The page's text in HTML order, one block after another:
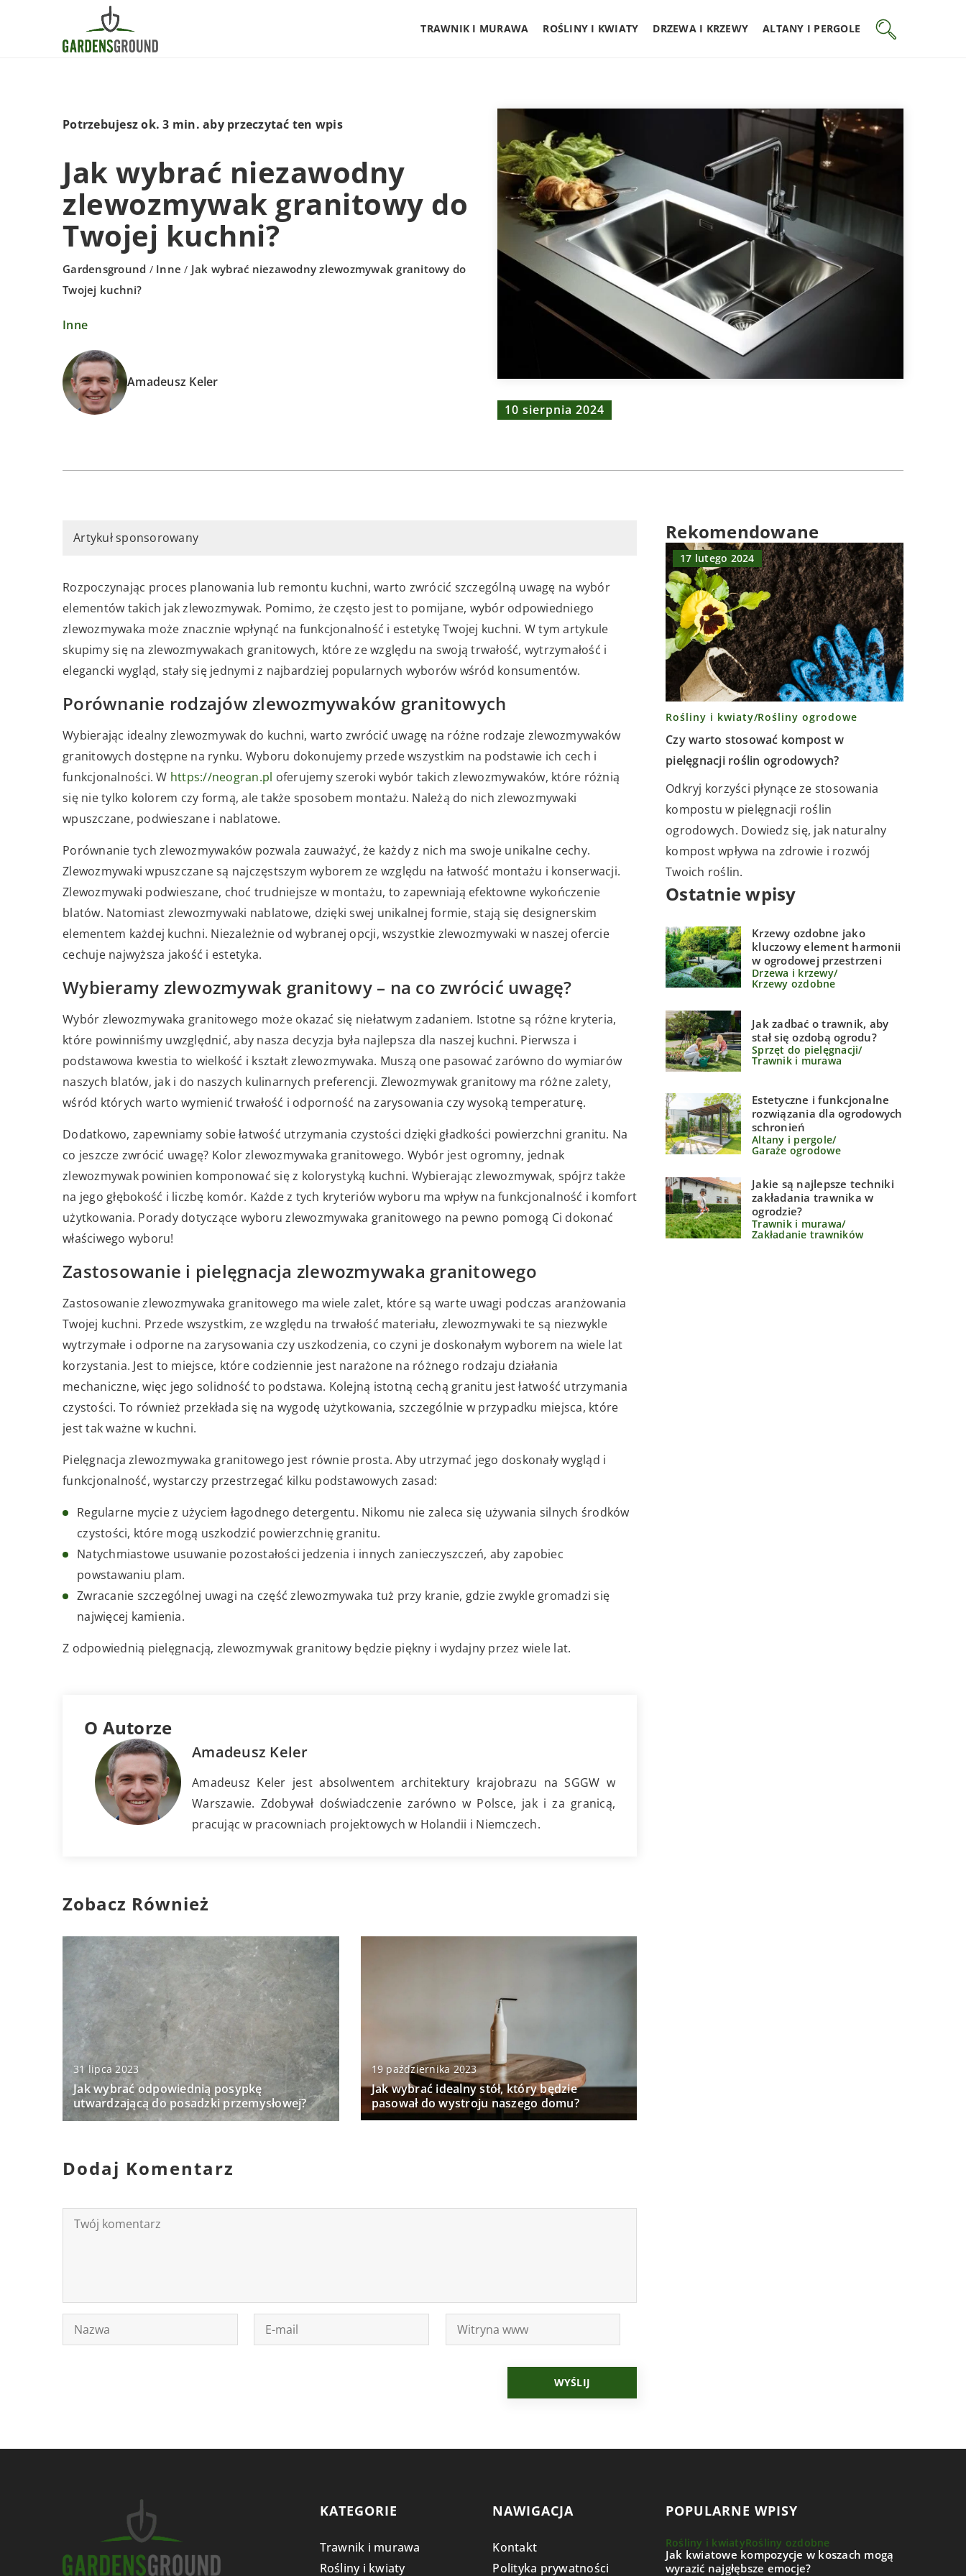
TRAWNIK I MURAWA ROŚLINY I KWIATY DRZEWA I KRZEWY ALTANY I PERGOLE
Potrzebujesz ok. 3 min. aby przeczytać ten wpis
Jak wybrać niezawodny
zlewozmywak granitowy do
Twojej kuchni?
Gardensground / Inne / Jak wybrać niezawodny zlewozmywak granitowy do
Twojej kuchni?
Inne
Amadeusz Keler
10 sierpnia 2024
Artykuł sponsorowany
Rozpoczynając proces planowania lub remontu kuchni, warto zwrócić szczególną uwagę na wybór
elementów takich jak zlewozmywak. Pomimo, że często jest to pomijane, wybór odpowiedniego
zlewozmywaka może znacznie wpłynąć na funkcjonalność i estetykę Twojej kuchni. W tym artykule
skupimy się na zlewozmywakach granitowych, które ze względu na swoją trwałość, wytrzymałość i
elegancki wygląd, stały się jednymi z najbardziej popularnych wyborów wśród konsumentów.
Porównanie rodzajów zlewozmywaków granitowych
Wybierając idealny zlewozmywak do kuchni, warto zwrócić uwagę na różne rodzaje zlewozmywaków
granitowych dostępne na rynku. Wyboru dokonujemy przede wszystkim na podstawie ich cech i
funkcjonalności. W https://neogran.pl oferujemy szeroki wybór takich zlewozmywaków, które różnią
się nie tylko kolorem czy formą, ale także sposobem montażu. Należą do nich zlewozmywaki
wpuszczane, podwieszane i nablatowe.
Porównanie tych zlewozmywaków pozwala zauważyć, że każdy z nich ma swoje unikalne cechy.
Zlewozmywaki wpuszczane są najczęstszym wyborem ze względu na łatwość montażu i konserwacji.
Zlewozmywaki podwieszane, choć trudniejsze w montażu, to zapewniają efektowne wykończenie
blatów. Natomiast zlewozmywaki nablatowe, dzięki swej unikalnej formie, stają się designerskim
elementem każdej kuchni. Niezależnie od wybranej opcji, wszystkie zlewozmywaki w naszej ofercie
cechuje najwyższa jakość i estetyka.
Wybieramy zlewozmywak granitowy – na co zwrócić uwagę?
Wybór zlewozmywaka granitowego może okazać się niełatwym zadaniem. Istotne są różne kryteria,
które powinniśmy uwzględnić, aby nasza decyzja była najlepsza dla naszej kuchni. Pierwsza i
podstawowa kwestia to wielkość i kształt zlewozmywaka. Muszą one pasować zarówno do wymiarów
naszych blatów, jak i do naszych kulinarnych preferencji. Zlewozmywak granitowy ma różne zalety,
wśród których warto wymienić trwałość i odporność na zarysowania czy wysoką temperaturę.
Dodatkowo, zapewniamy sobie łatwość utrzymania czystości dzięki gładkości powierzchni granitu. Na
co jeszcze zwrócić uwagę? Kolor zlewozmywaka granitowego. Wybór jest ogromny, jednak
zlewozmywak powinien komponować się z kolorystyką kuchni. Wybierając zlewozmywak, spójrz także
na jego głębokość i liczbę komór. Każde z tych kryteriów wyboru ma wpływ na funkcjonalność i komfort
użytkowania. Porady dotyczące wyboru zlewozmywaka granitowego na pewno pomogą Ci dokonać
właściwego wyboru!
Zastosowanie i pielęgnacja zlewozmywaka granitowego
Zastosowanie zlewozmywaka granitowego ma wiele zalet, które są warte uwagi podczas aranżowania
Twojej kuchni. Przede wszystkim, ze względu na trwałość materiału, zlewozmywaki te są niezwykle
wytrzymałe i odporne na zarysowania czy uszkodzenia, co czyni je doskonałym wyborem na wiele lat
korzystania. Jest to miejsce, które codziennie jest narażone na różnego rodzaju działania
mechaniczne, więc jego solidność to podstawa. Kolejną istotną cechą granitu jest łatwość utrzymania
czystości. To również przekłada się na wygodę użytkowania, szczególnie w przypadku miejsca, które
jest tak ważne w kuchni.
Pielęgnacja zlewozmywaka granitowego jest równie prosta. Aby utrzymać jego doskonały wygląd i
funkcjonalność, wystarczy przestrzegać kilku podstawowych zasad:
Regularne mycie z użyciem łagodnego detergentu. Nikomu nie zaleca się używania silnych środków
czystości, które mogą uszkodzić powierzchnię granitu.
Natychmiastowe usuwanie pozostałości jedzenia i innych zanieczyszczeń, aby zapobiec
powstawaniu plam.
Zwracanie szczególnej uwagi na część zlewozmywaka tuż przy kranie, gdzie zwykle gromadzi się
najwięcej kamienia.
Z odpowiednią pielęgnacją, zlewozmywak granitowy będzie piękny i wydajny przez wiele lat.
O Autorze
Amadeusz Keler
Amadeusz Keler jest absolwentem architektury krajobrazu na SGGW w
Warszawie. Zdobywał doświadczenie zarówno w Polsce, jak i za granicą,
pracując w pracowniach projektowych w Holandii i Niemczech.
Zobacz Również
31 lipca 2023
Jak wybrać odpowiednią posypkę
utwardzającą do posadzki przemysłowej?
19 października 2023
Jak wybrać idealny stół, który będzie
pasował do wystroju naszego domu?
Dodaj Komentarz
Rekomendowane
17 lutego 2024
Rośliny i kwiaty/Rośliny ogrodowe
Czy warto stosować kompost w
pielęgnacji roślin ogrodowych?
Odkryj korzyści płynące ze stosowania
kompostu w pielęgnacji roślin
ogrodowych. Dowiedz się, jak naturalny
kompost wpływa na zdrowie i rozwój
Twoich roślin.
Ostatnie wpisy
Krzewy ozdobne jako
kluczowy element harmonii
w ogrodowej przestrzeni
Drzewa i krzewy/
Krzewy ozdobne
Jak zadbać o trawnik, aby
stał się ozdobą ogrodu?
Sprzęt do pielęgnacji/
Trawnik i murawa
Estetyczne i funkcjonalne
rozwiązania dla ogrodowych
schronień
Altany i pergole/
Garaże ogrodowe
Jakie są najlepsze techniki
zakładania trawnika w
ogrodzie?
Trawnik i murawa/
Zakładanie trawników
KATEGORIE
Trawnik i murawa
Rośliny i kwiaty
NAWIGACJA
Kontakt
Polityka prywatności
POPULARNE WPISY
Rośliny i kwiatyRośliny ozdobne
Jak kwiatowe kompozycje w koszach mogą
wyrazić najgłębsze emocje?